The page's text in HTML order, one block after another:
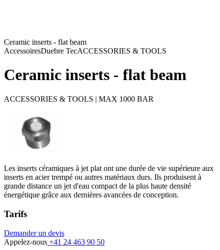
Ceramic inserts - flat beam
AccessoiresDuebre TecACCESSORIES & TOOLS
Ceramic inserts - flat beam
ACCESSORIES & TOOLS | MAX 1000 BAR
Les inserts céramiques à jet plat ont une durée de vie supérieure aux
inserts en acier trempé ou autres matériaux durs. Ils produisent à
grande distance un jet d'eau compact de la plus haute densité
énergétique grâce aux dernières avancées de conception.
Tarifs
Demander un devis
Appelez-nous +41 24 463 90 50